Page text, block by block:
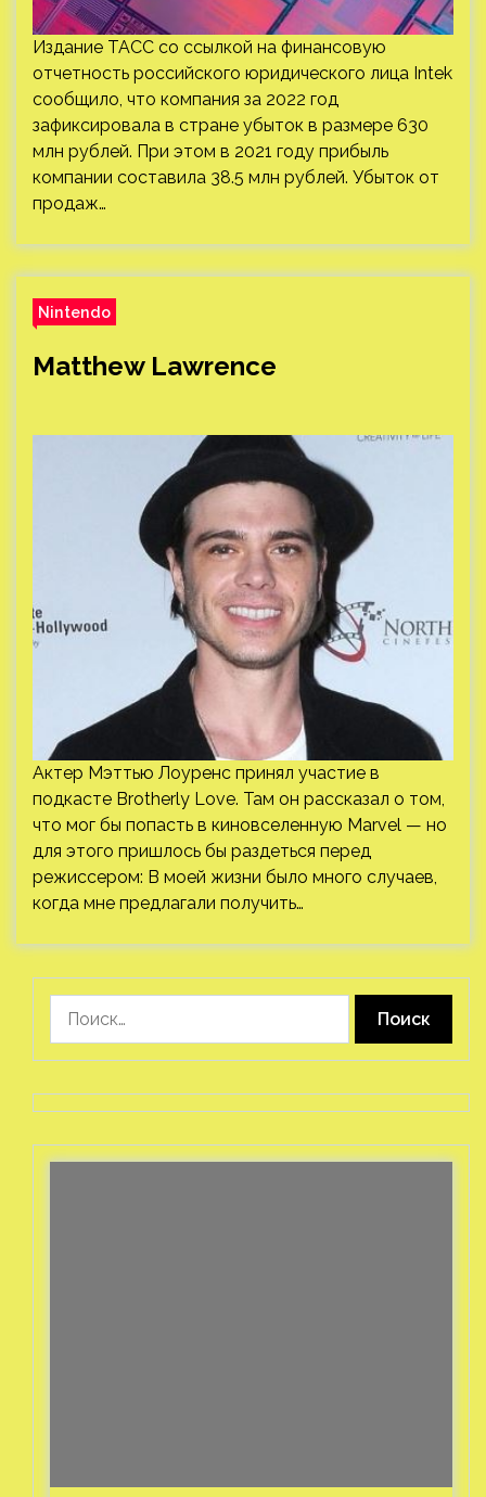
Издание ТАСС со ссылкой на финансовую
отчетность российского юридического лица Intek
сообщило, что компания за 2022 год
зафиксировала в стране убыток в размере 630
млн рублей. При этом в 2021 году прибыль
компании составила 38.5 млн рублей. Убыток от
продаж…
Nintendo
Matthew Lawrence
Актер Мэттью Лоуренс принял участие в
подкасте Brotherly Love. Там он рассказал о том,
что мог бы попасть в киновселенную Marvel — но
для этого пришлось бы раздеться перед
режиссером: В моей жизни было много случаев,
когда мне предлагали получить…